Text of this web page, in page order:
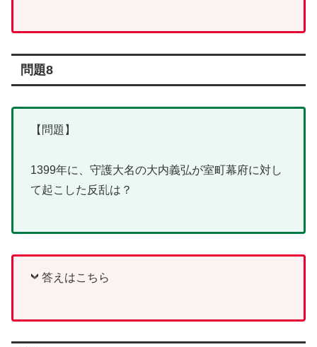
問題8
【問題】
1399年に、守護大名の大内義弘が室町幕府に対し
て起こした反乱は？
答えはこちら